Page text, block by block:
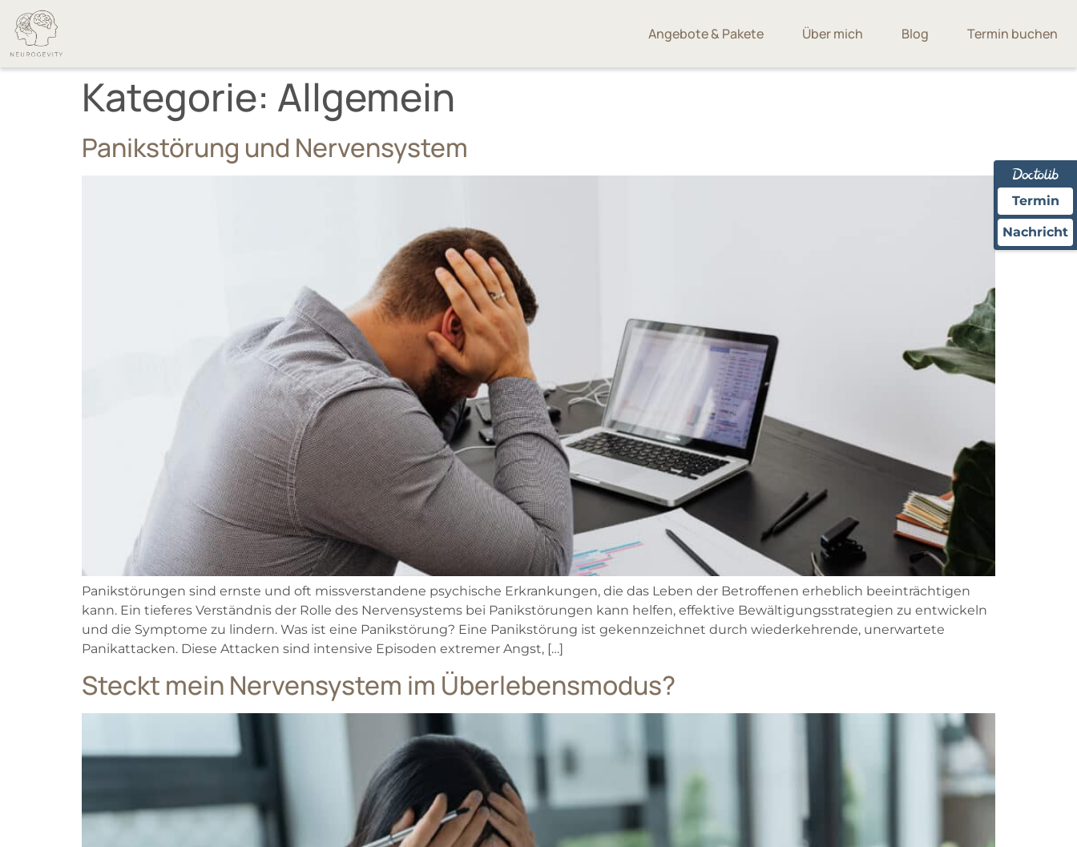
Angebote & Pakete Über mich Blog Termin buchen
Kategorie: Allgemein
Panikstörung und Nervensystem
Panikstörungen sind ernste und oft missverstandene psychische Erkrankungen, die das Leben der Betroffenen erheblich beeinträchtigen
kann. Ein tieferes Verständnis der Rolle des Nervensystems bei Panikstörungen kann helfen, effektive Bewältigungsstrategien zu entwickeln
und die Symptome zu lindern. Was ist eine Panikstörung? Eine Panikstörung ist gekennzeichnet durch wiederkehrende, unerwartete
Panikattacken. Diese Attacken sind intensive Episoden extremer Angst, […]
Steckt mein Nervensystem im Überlebensmodus?
Termin
Nachricht